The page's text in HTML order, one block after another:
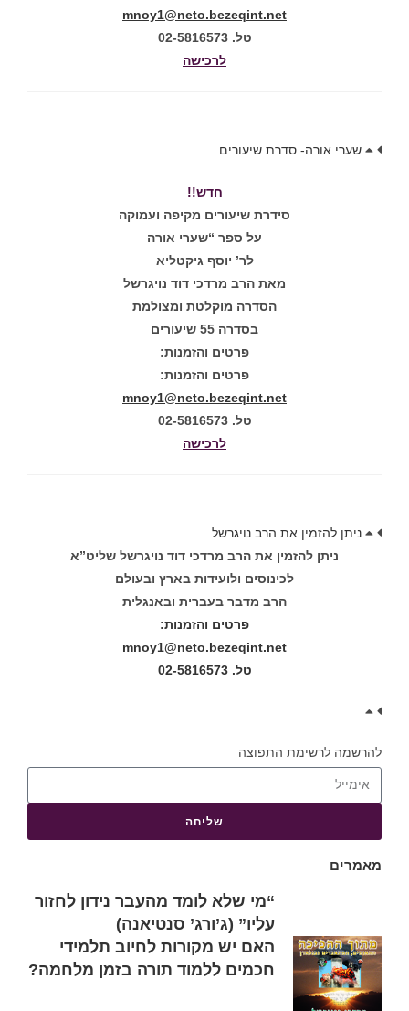
mnoy1@neto.bezeqint.net
טל. 02-5816573
לרכישה
שערי אורה- סדרת שיעורים
חדש!!
סידרת שיעורים מקיפה ועמוקה
על ספר “שערי אורה
לר’ יוסף גיקטליא
מאת הרב מרדכי דוד נויגרשל
הסדרה מוקלטת ומצולמת
בסדרה 55 שיעורים
פרטים והזמנות:
פרטים והזמנות:
mnoy1@neto.bezeqint.net
טל. 02-5816573
לרכישה
ניתן להזמין את הרב נויגרשל
ניתן להזמין את הרב מרדכי דוד נויגרשל שליט”א
לכינוסים ולועידות בארץ ובעולם
הרב מדבר בעברית ובאנגלית
פרטים והזמנות:
mnoy1@neto.bezeqint.net
טל. 02-5816573
להרשמה לרשימת התפוצה
שליחה
מאמרים
“מי שלא לומד מהעבר נידון לחזור
עליו” (ג’ורג’ סנטיאנה)
האם יש מקורות לחיוב תלמידי
חכמים ללמוד תורה בזמן מלחמה?